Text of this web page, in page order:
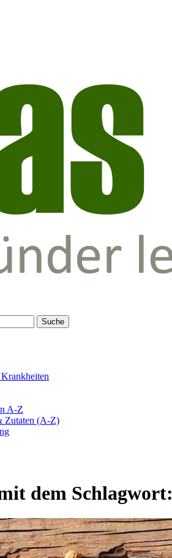
A-Z
Zutaten (A-Z)
dem Schlagwort: